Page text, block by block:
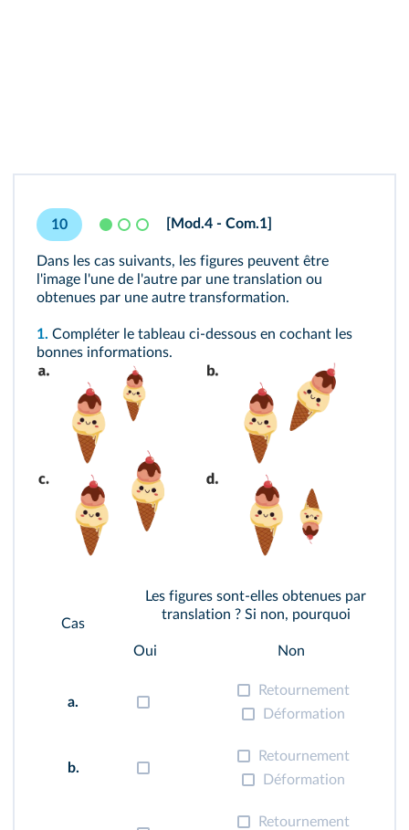
10 [Mod.4 - Com.1]
Dans les cas suivants, les figures peuvent être
l'image l'une de l'autre par une translation ou
obtenues par une autre transformation.
1. Compléter le tableau ci-dessous en cochant les
bonnes informations.
Cas
Les figures sont-elles obtenues par
translation ? Si non, pourquoi
Oui Non
a.
Retournement
Déformation
b.
Retournement
Déformation
Retournement